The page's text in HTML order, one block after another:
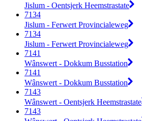
Jislum - Oentsjerk Heemstrastate
7134
Jislum - Ferwert Provincialeweg
7134
Jislum - Ferwert Provincialeweg
7141
Wânswert - Dokkum Busstation
7141
Wânswert - Dokkum Busstation
7143
Wânswert - Oentsjerk Heemstrastate
7143